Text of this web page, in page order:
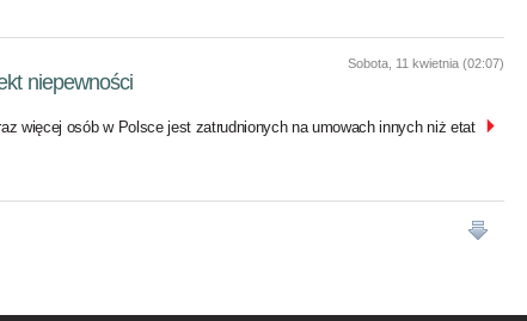
Sobota, 11 kwietnia (02:07)
niepewności
więcej osób w Polsce jest zatrudnionych na umowach innych niż etat